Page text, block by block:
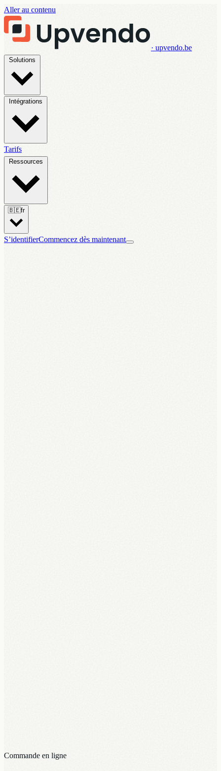
Aller au contenu
· upvendo.be
Tarifs
🇧🇪fr
S’identifierCommencez dès maintenant
Commande en ligne